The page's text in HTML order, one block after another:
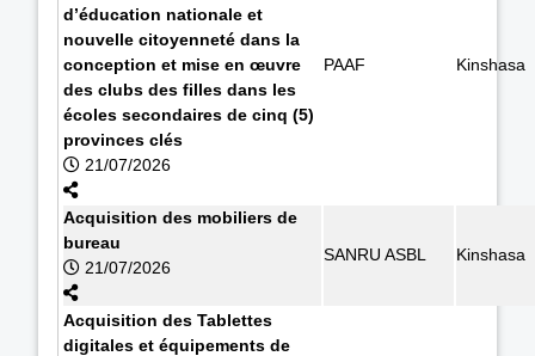
d’éducation nationale et
nouvelle citoyenneté dans la
conception et mise en œuvre
des clubs des filles dans les
écoles secondaires de cinq (5)
provinces clés
21/07/2026
PAAF Kinshasa
Acquisition des mobiliers de
bureau
21/07/2026
SANRU ASBL Kinshasa
Acquisition des Tablettes
digitales et équipements de